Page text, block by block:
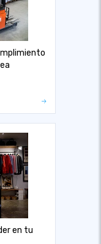
en tu